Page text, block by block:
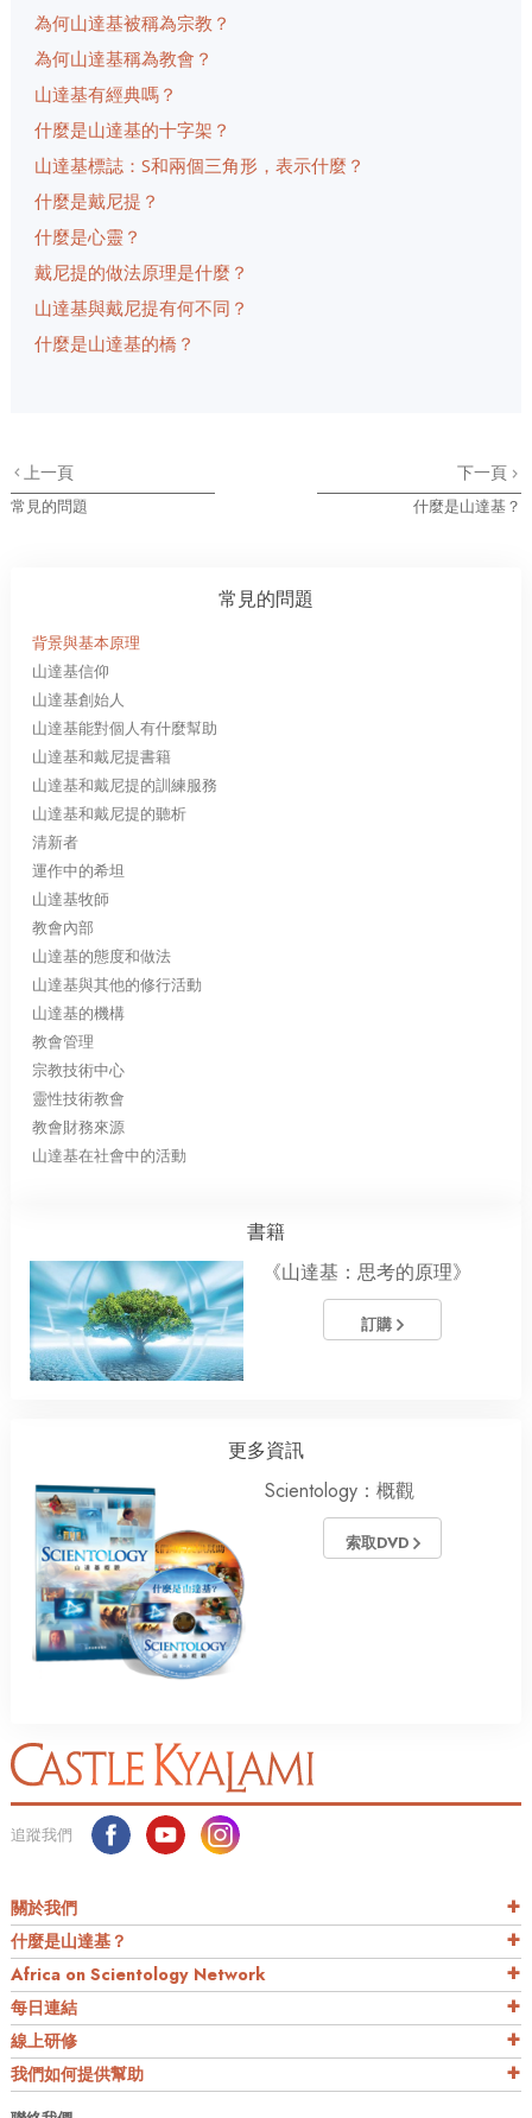
為何山達基被稱為宗教？
為何山達基稱為教會？
山達基有經典嗎？
什麼是山達基的十字架？
山達基標誌：S和兩個三角形，表示什麼？
什麼是戴尼提？
什麼是心靈？
戴尼提的做法原理是什麼？
山達基與戴尼提有何不同？
什麼是山達基的橋？
上一頁
常見的問題
下一頁
什麼是山達基？
常見的問題
背景與基本原理
山達基信仰
山達基創始人
山達基能對個人有什麼幫助
山達基和戴尼提書籍
山達基和戴尼提的訓練服務
山達基和戴尼提的聽析
清新者
運作中的希坦
山達基牧師
教會內部
山達基的態度和做法
山達基與其他的修行活動
山達基的機構
教會管理
宗教技術中心
靈性技術教會
教會財務來源
山達基在社會中的活動
書籍
《山達基：思考的原理》
訂購
更多資訊
Scientology：概觀
索取DVD
追蹤我們
關於我們
什麼是山達基？
Africa on Scientology Network
每日連結
線上研修
我們如何提供幫助